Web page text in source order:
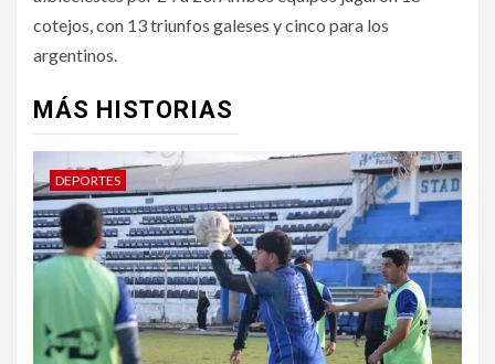
cotejos, con 13 triunfos galeses y cinco para los
argentinos.
MÁS HISTORIAS
DEPORTES